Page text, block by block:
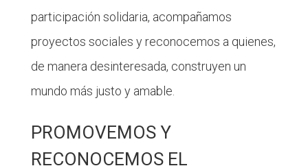
participación solidaria, acompañamos
proyectos sociales y reconocemos a quienes,
de manera desinteresada, construyen un
mundo más justo y amable.
PROMOVEMOS Y
RECONOCEMOS EL